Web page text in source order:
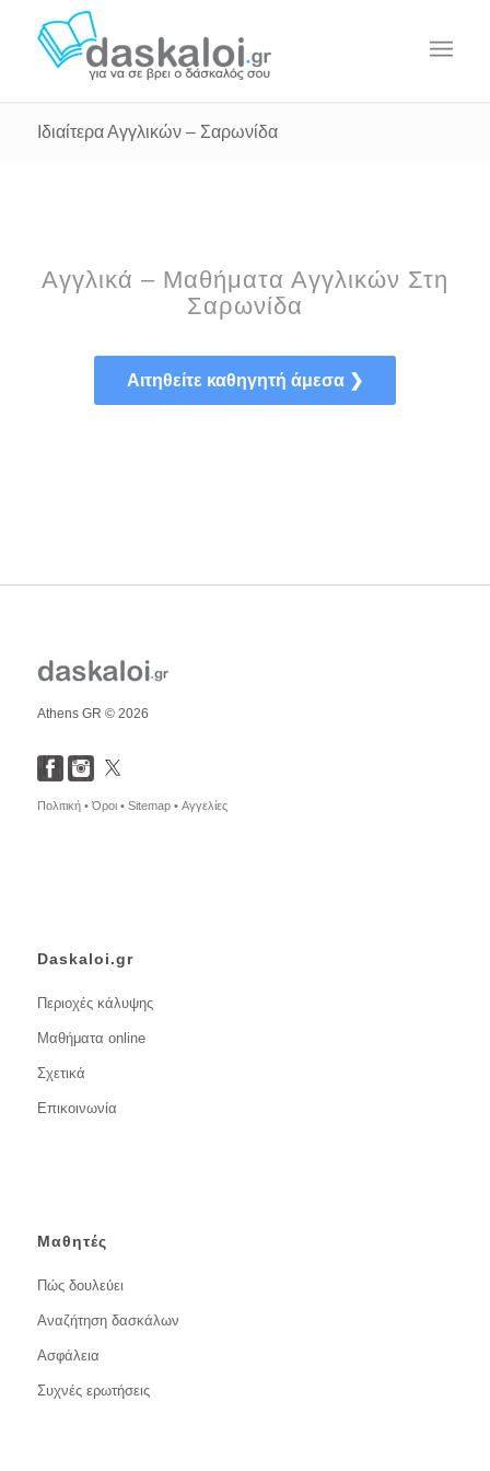
Ιδιαίτερα Αγγλικών – Σαρωνίδα
Αγγλικά – Μαθήματα Αγγλικών Στη
Σαρωνίδα
Αιτηθείτε καθηγητή άμεσα ❯
Athens GR © 2026
Πολιτική •Όροι • Sitemap • Αγγελίες
Daskaloi.gr
Περιοχές κάλυψης
Μαθήματα online
Σχετικά
Επικοινωνία
Μαθητές
Πώς δουλεύει
Αναζήτηση δασκάλων
Ασφάλεια
Συχνές ερωτήσεις